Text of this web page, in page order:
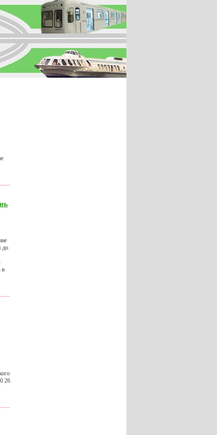
до
в
26